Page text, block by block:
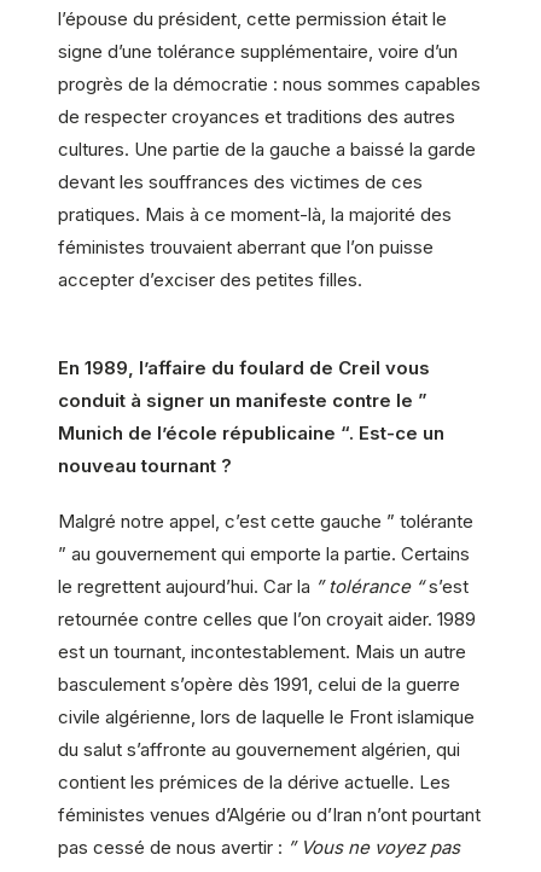
l’épouse du président, cette permission était le
signe d’une tolérance supplémentaire, voire d’un
progrès de la démocratie : nous sommes capables
de respecter croyances et traditions des autres
cultures. Une partie de la gauche a baissé la garde
devant les souffrances des victimes de ces
pratiques. Mais à ce moment-là, la majorité des
féministes trouvaient aberrant que l’on puisse
accepter d’exciser des petites filles.
En 1989, l’affaire du foulard de Creil vous
conduit à signer un manifeste contre le ”
Munich de l’école républicaine “. Est-ce un
nouveau tournant ?
Malgré notre appel, c’est cette gauche ” tolérante
” au gouvernement qui emporte la partie. Certains
le regrettent aujourd’hui. Car la ” tolérance “s’est
retournée contre celles que l’on croyait aider. 1989
est un tournant, incontestablement. Mais un autre
basculement s’opère dès 1991, celui de la guerre
civile algérienne, lors de laquelle le Front islamique
du salut s’affronte au gouvernement algérien, qui
contient les prémices de la dérive actuelle. Les
féministes venues d’Algérie ou d’Iran n’ont pourtant
pas cessé de nous avertir : ” Vous ne voyez pas